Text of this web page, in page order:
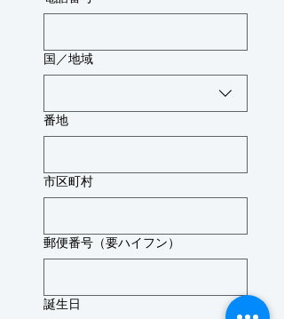
複数行アドレス
国／地域
番地
市区町村
郵便番号（要ハイフン）
誕生日